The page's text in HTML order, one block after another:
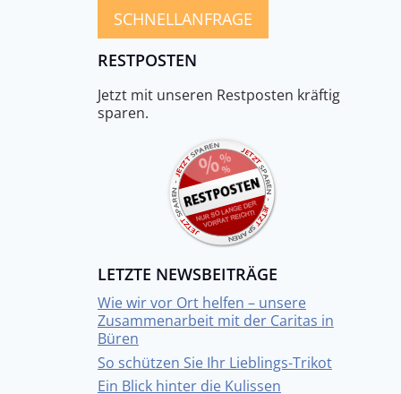
SCHNELLANFRAGE
RESTPOSTEN
Jetzt mit unseren Restposten kräftig
sparen.
LETZTE NEWSBEITRÄGE
Wie wir vor Ort helfen – unsere
Zusammenarbeit mit der Caritas in
Büren
So schützen Sie Ihr Lieblings-Trikot
Ein Blick hinter die Kulissen